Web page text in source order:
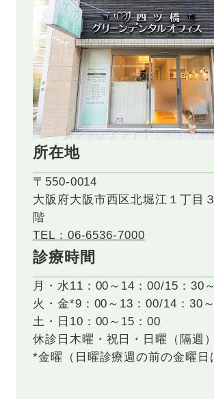
所在地
〒550-0014
大阪府大阪市西区北堀江１丁目
階
TEL：06-6536-7000
診療時間
月・水11：00～14：00/15：30
火・金*9：00～13：00/14：30
土・日 10：00～15：00
休診日 木曜・祝日・日曜（隔週）
*金曜（日曜診療週の前の金曜日